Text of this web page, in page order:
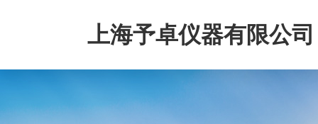
上海予卓仪器有限公司